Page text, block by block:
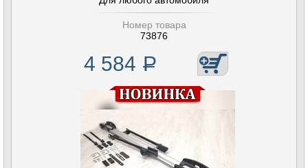
Номер товара
73876
4 584 Р